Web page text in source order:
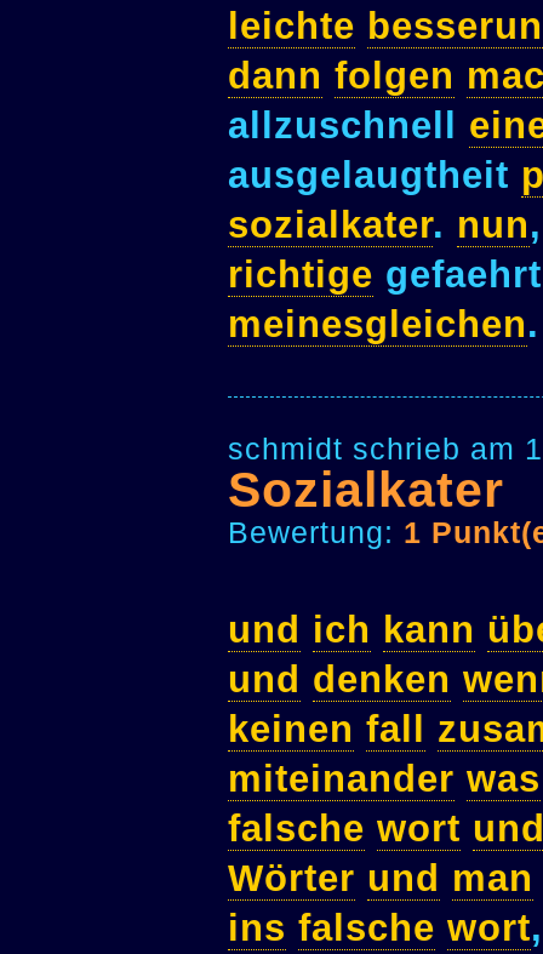
leichte
dann folgen
allzuschnell
ausgelaugtheit
sozialkater. nun
richtige
meinesgleichen.
schmidt schrieb am
Sozialkater
Bewertung: 1
und ich kann
und denken
keinen fall
miteinander was
falsche wort
Wörter und man
ins falsche wort